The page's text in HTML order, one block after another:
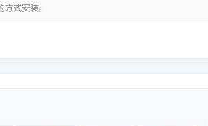
式安装。